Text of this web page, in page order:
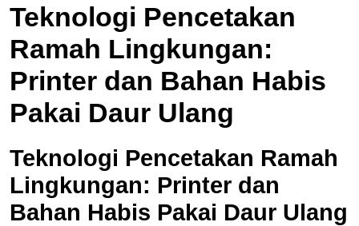
Teknologi Pencetakan
Ramah Lingkungan:
Printer dan Bahan Habis
Pakai Daur Ulang
Teknologi Pencetakan Ramah
Lingkungan: Printer dan
Bahan Habis Pakai Daur Ulang